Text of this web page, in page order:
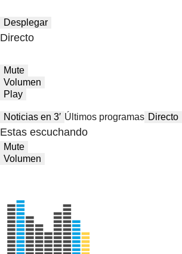
Desplegar
Directo
Mute
Volumen
Play
Noticias en 3′ Últimos programas Directo
Estas escuchando
Mute
Volumen